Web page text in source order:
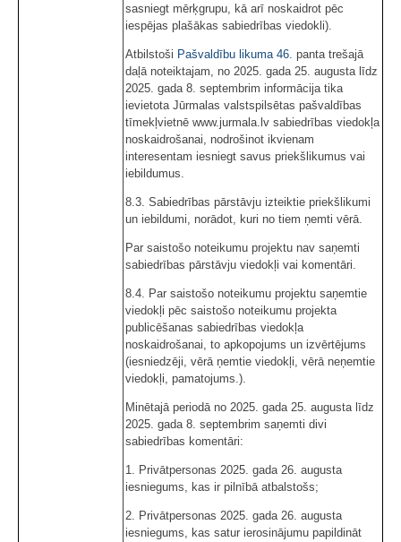
sasniegt mērķgrupu, kā arī noskaidrot pēc
iespējas plašākas sabiedrības viedokli).
Atbilstoši Pašvaldību likuma 46. panta trešajā
daļā noteiktajam, no 2025. gada 25. augusta līdz
2025. gada 8. septembrim informācija tika
ievietota Jūrmalas valstspilsētas pašvaldības
tīmekļvietnē www.jurmala.lv sabiedrības viedokļa
noskaidrošanai, nodrošinot ikvienam
interesentam iesniegt savus priekšlikumus vai
iebildumus.
8.3. Sabiedrības pārstāvju izteiktie priekšlikumi
un iebildumi, norādot, kuri no tiem ņemti vērā.
Par saistošo noteikumu projektu nav saņemti
sabiedrības pārstāvju viedokļi vai komentāri.
8.4. Par saistošo noteikumu projektu saņemtie
viedokļi pēc saistošo noteikumu projekta
publicēšanas sabiedrības viedokļa
noskaidrošanai, to apkopojums un izvērtējums
(iesniedzēji, vērā ņemtie viedokļi, vērā neņemtie
viedokļi, pamatojums.).
Minētajā periodā no 2025. gada 25. augusta līdz
2025. gada 8. septembrim saņemti divi
sabiedrības komentāri:
1. Privātpersonas 2025. gada 26. augusta
iesniegums, kas ir pilnībā atbalstošs;
2. Privātpersonas 2025. gada 26. augusta
iesniegums, kas satur ierosinājumu papildināt